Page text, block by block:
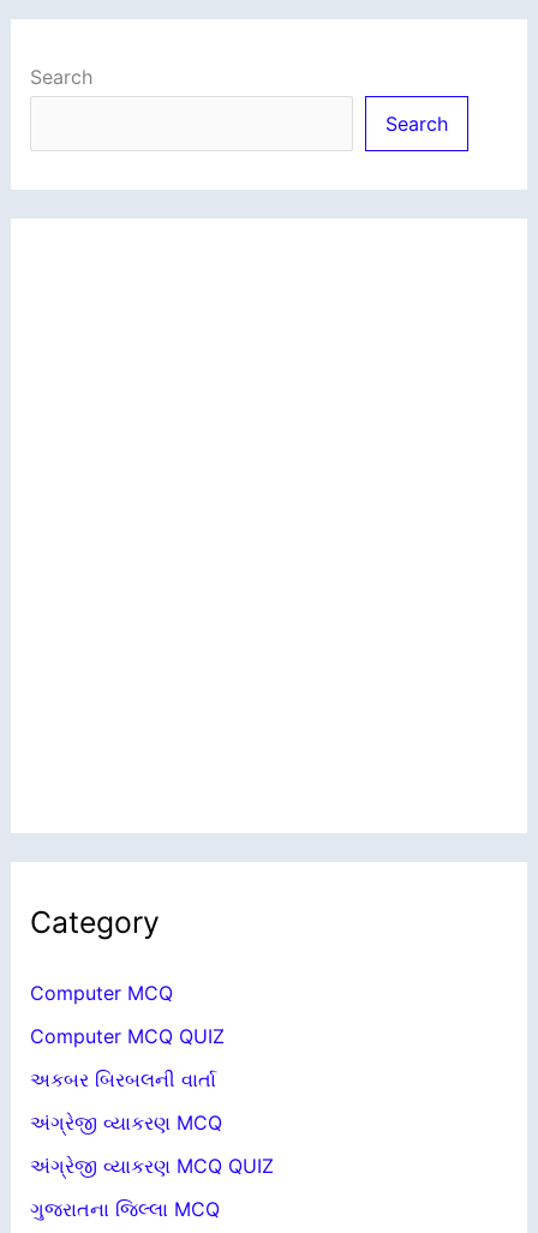
Search
Search
Category
Computer MCQ
Computer MCQ QUIZ
અકબર બિરબલની વાર્તા
અંગ્રેજી વ્યાકરણ MCQ
અંગ્રેજી વ્યાકરણ MCQ QUIZ
ગુજરાતના જિલ્લા MCQ